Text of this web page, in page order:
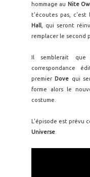
hommage au Nite
t'écoutes pas, c'est
Hall , qui seront
remplacer le second
Il semblerait que
correspondance
premier Dove qui
forme alors le
costume.
L'épisode est prévu
Universe